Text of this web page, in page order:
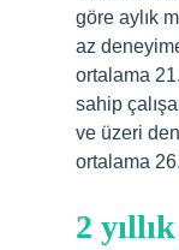
göre aylık
az
ortalama
sahip
ve üzeri
ortalama
2